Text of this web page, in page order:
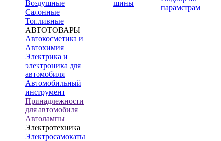
Воздушные
Салонные
Топливные
АВТОТОВАРЫ
Автокосметика и
Автохимия
Электрика и
электроника для
автомобиля
Автомобильный
инструмент
Принадлежности
для автомобиля
Автолампы
Электротехника
Электросамокаты
шины
параметрам